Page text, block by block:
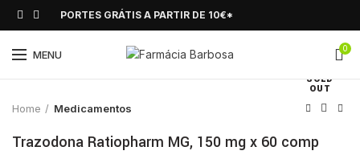
PORTES GRÁTIS A PARTIR DE 10€*
MENU 0
SOLD
OUT
Click to enlarge
Home Medicamentos
Trazodona Ratiopharm MG, 150 mg x 60 comp